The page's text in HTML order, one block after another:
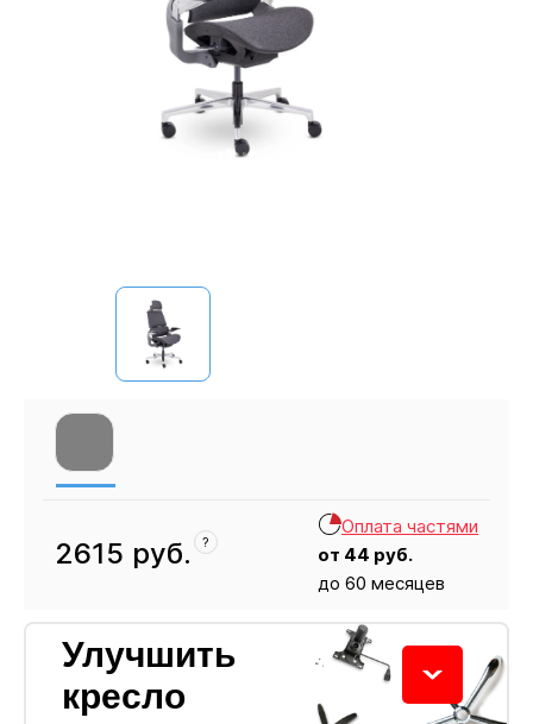
2615 руб. ?
Оплата частями
от 44 руб.
до 60 месяцев
Улучшить
кресло